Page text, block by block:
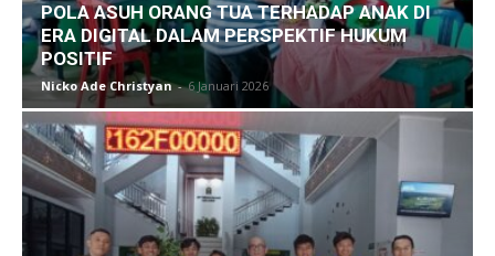
POLA ASUH ORANG TUA TERHADAP ANAK DI
ERA DIGITAL DALAM PERSPEKTIF HUKUM
POSITIF
Nicko Ade Christyan - 6 Januari 2026